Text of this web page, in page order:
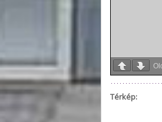
Térkép: